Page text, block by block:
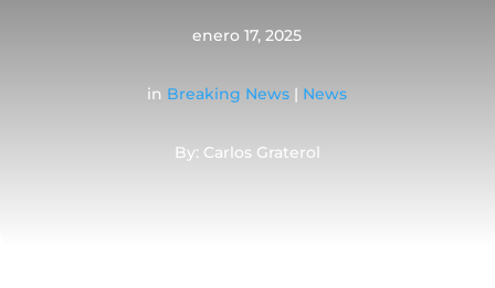
enero 17, 2025
in Breaking News | News
By: Carlos Graterol